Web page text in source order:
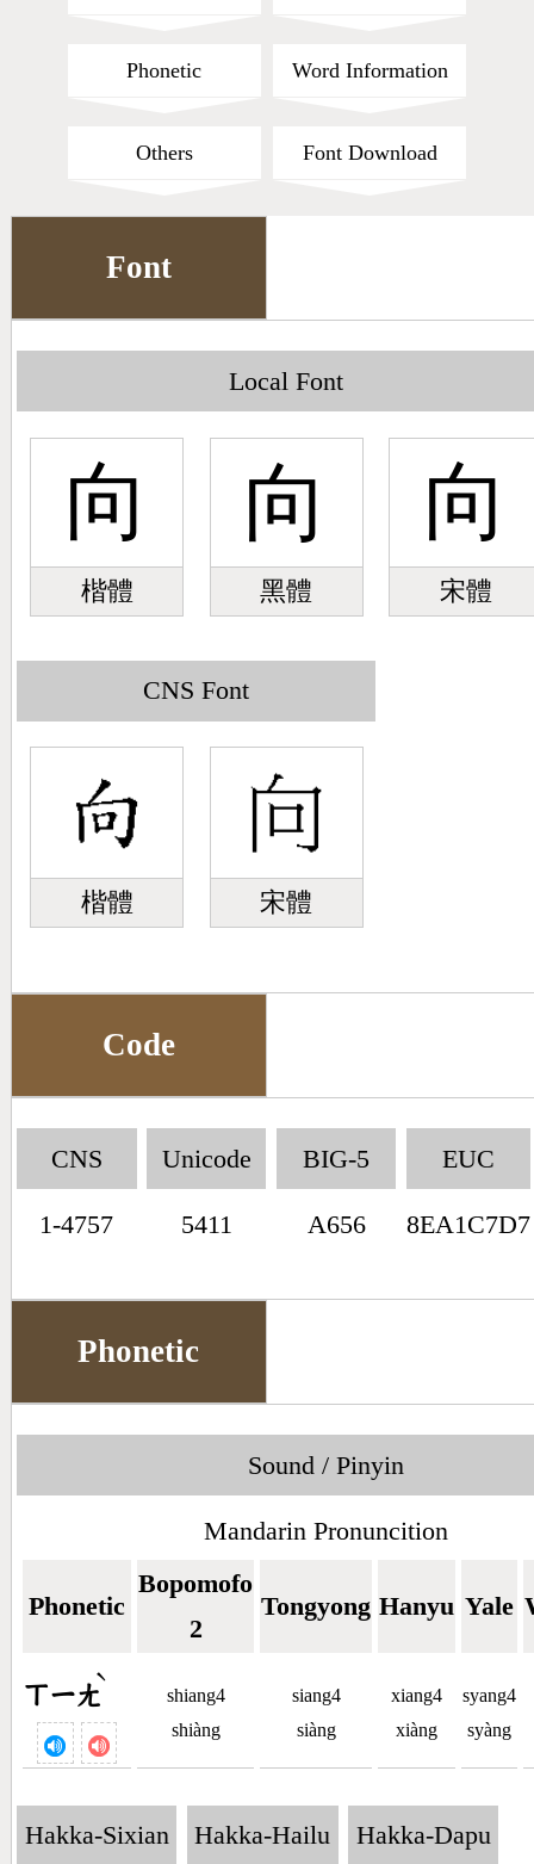
CNS Query
Pinyin Word Index
Phonetic Word Information
Others Font Download
Font
Local Font
向
楷體
向
黑體
向
宋體
CNS Font
楷體 宋體
Code
CNS
1-4757
Unicode
5411
BIG-5
A656
EUC
8EA1C7D7
Phonetic
Sound / Pinyin
Mandarin Pronuncition
Phonetic
Bopomofo
2
Tongyong Hanyu Yale
ㄒㄧㄤ
ˋ
shiang4
shiàng
siang4
siàng
xiang4
xiàng
syang4
syàng
Hakka-Sixian Hakka-Hailu Hakka-Dapu